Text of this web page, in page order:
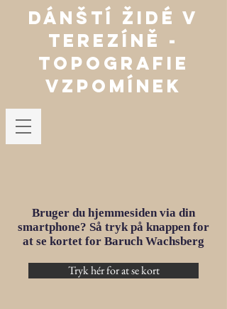
Dánští Židé v
TerezínĚ -
Topografie
vzpomínek
Bruger du hjemmesiden via din
smartphone? Så tryk på knappen for
at se kortet for Baruch Wachsberg
Tryk hér for at se kort